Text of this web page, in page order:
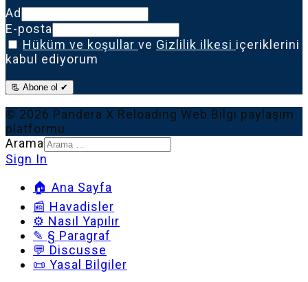
Ad
E-posta
Hüküm ve koşullar ve Gizlilik ilkesi içeriklerini
kabul ediyorum
📃 Abone ol ✔
© 2026 Pandera X Reloading Web Bilgi paylaşım
platformu
Arama
Sign In
🏠 Ana Sayfa
📰 Havadisler
⚙️ Nasıl Yapılır
✎ § Paragraf
💬 Discusse
📜 Yasal Bilgiler